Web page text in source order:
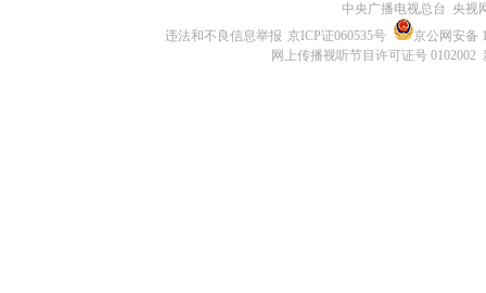
中央广播电视总台 央视
违法和不良信息举报 京ICP证060535号
京公网安备
网上传播视听节目许可证号 0102002